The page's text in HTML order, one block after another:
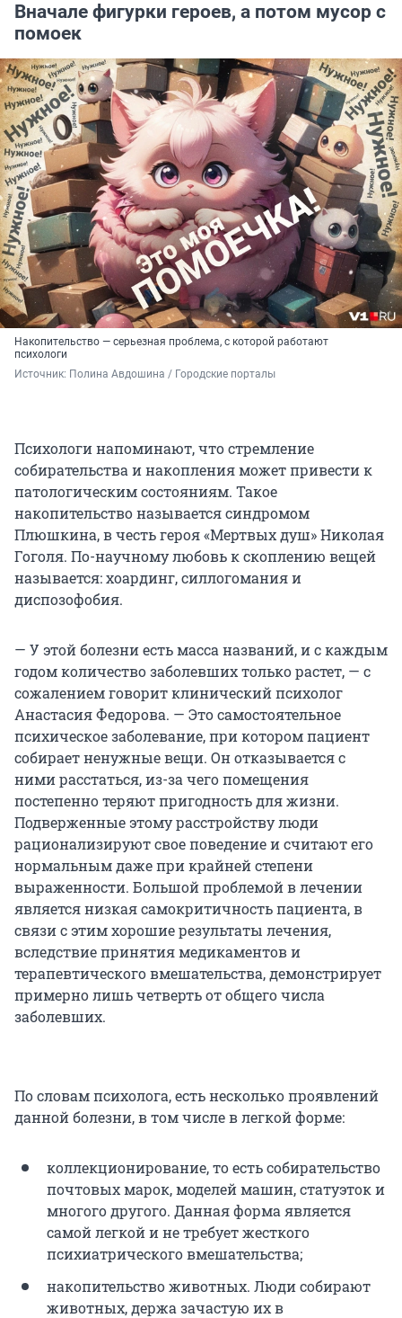
Вначале фигурки героев, а потом мусор с
помоек
Накопительство — серьезная проблема, с которой работают
психологи
Источник: Полина Авдошина / Городские порталы
Психологи напоминают, что стремление
собирательства и накопления может привести к
патологическим состояниям. Такое
накопительство называется синдромом
Плюшкина, в честь героя «Мертвых душ» Николая
Гоголя. По-научному любовь к скоплению вещей
называется: хоардинг, силлогомания и
диспозофобия.
— У этой болезни есть масса названий, и с каждым
годом количество заболевших только растет, — с
сожалением говорит клинический психолог
Анастасия Федорова. — Это самостоятельное
психическое заболевание, при котором пациент
собирает ненужные вещи. Он отказывается с
ними расстаться, из-за чего помещения
постепенно теряют пригодность для жизни.
Подверженные этому расстройству люди
рационализируют свое поведение и считают его
нормальным даже при крайней степени
выраженности. Большой проблемой в лечении
является низкая самокритичность пациента, в
связи с этим хорошие результаты лечения,
вследствие принятия медикаментов и
терапевтического вмешательства, демонстрирует
примерно лишь четверть от общего числа
заболевших.
По словам психолога, есть несколько проявлений
данной болезни, в том числе в легкой форме:
коллекционирование, то есть собирательство
почтовых марок, моделей машин, статуэток и
многого другого. Данная форма является
самой легкой и не требует жесткого
психиатрического вмешательства;
накопительство животных. Люди собирают
животных, держа зачастую их в